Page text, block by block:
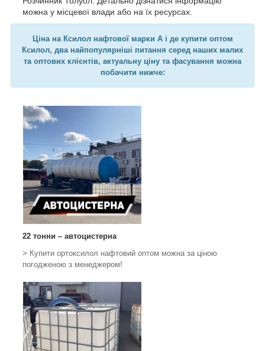
можна у місцевої влади або на їх ресурсах.
Ціна на Ксилол нафтової марки А і де купити оптом
Ксилол, два найпопулярніші питання серед наших малих
та оптових клієнтів, актуальну ціну та фасування можна
побачити нижче:
22 тонни – автоцистерна
> Купити ортоксилол нафтовий оптом можна за ціною
погодженою з менеджером!